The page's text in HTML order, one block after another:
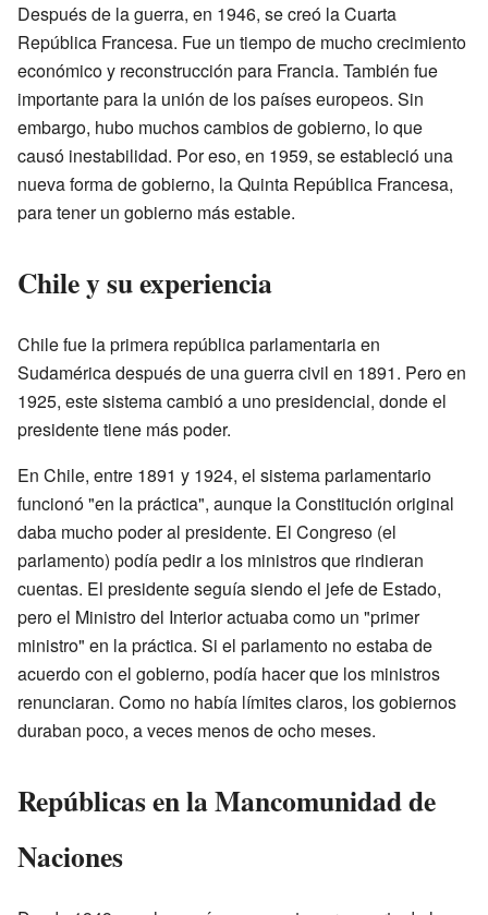
Después de la guerra, en 1946, se creó la Cuarta
República Francesa. Fue un tiempo de mucho crecimiento
económico y reconstrucción para Francia. También fue
importante para la unión de los países europeos. Sin
embargo, hubo muchos cambios de gobierno, lo que
causó inestabilidad. Por eso, en 1959, se estableció una
nueva forma de gobierno, la Quinta República Francesa,
para tener un gobierno más estable.
Chile y su experiencia
Chile fue la primera república parlamentaria en
Sudamérica después de una guerra civil en 1891. Pero en
1925, este sistema cambió a uno presidencial, donde el
presidente tiene más poder.
En Chile, entre 1891 y 1924, el sistema parlamentario
funcionó "en la práctica", aunque la Constitución original
daba mucho poder al presidente. El Congreso (el
parlamento) podía pedir a los ministros que rindieran
cuentas. El presidente seguía siendo el jefe de Estado,
pero el Ministro del Interior actuaba como un "primer
ministro" en la práctica. Si el parlamento no estaba de
acuerdo con el gobierno, podía hacer que los ministros
renunciaran. Como no había límites claros, los gobiernos
duraban poco, a veces menos de ocho meses.
Repúblicas en la Mancomunidad de
Naciones